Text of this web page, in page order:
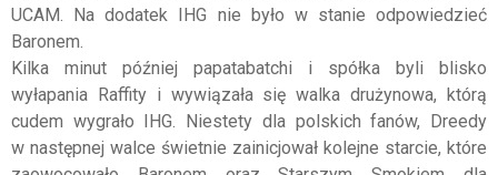
UCAM. Na dodatek IHG nie było w stanie odpowiedzieć
Baronem.
Kilka minut później papatabatchi i spółka byli blisko
wyłapania Raffity i wywiązała się walka drużynowa, którą
cudem wygrało IHG. Niestety dla polskich fanów, Dreedy
w następnej walce świetnie zainicjował kolejne starcie, które